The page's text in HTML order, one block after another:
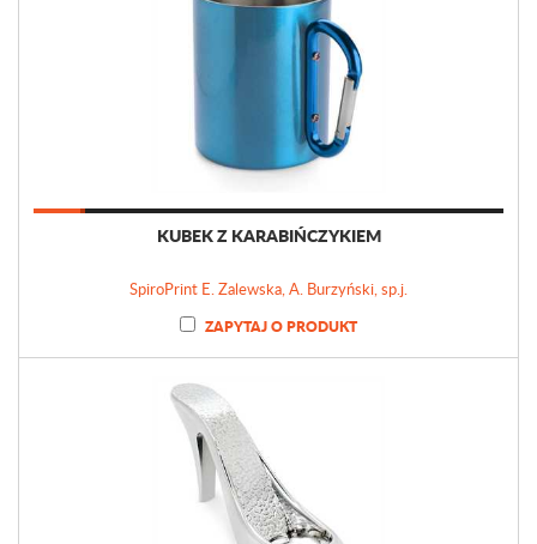
KUBEK Z KARABIŃCZYKIEM
SpiroPrint E. Zalewska, A. Burzyński, sp.j.
ZAPYTAJ O PRODUKT